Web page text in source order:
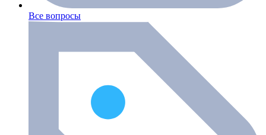
Все вопросы